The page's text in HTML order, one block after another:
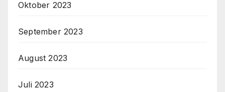
Oktober 2023
September 2023
August 2023
Juli 2023